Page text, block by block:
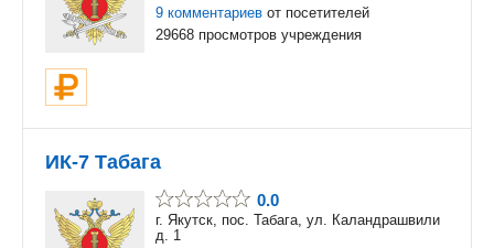
9 комментариев от посетителей
29668 просмотров учреждения
ИК-7 Табага
0.0
г. Якутск, пос. Табага, ул. Каландрашвили
д. 1